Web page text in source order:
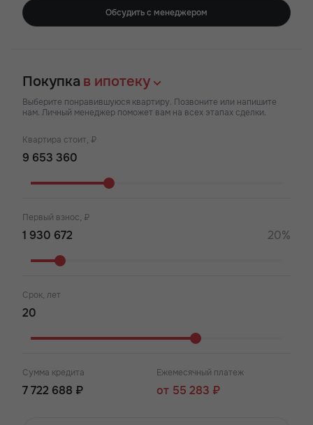
Обсудить с менеджером
Покупка в ипотеку
Выберите понравившуюся квартиру. Позвоните или напишите
нам. Личный менеджер поможет вам на всех этапах сделки.
Квартира стоит, ₽
Первый взнос, ₽
20%
Срок, лет
Сумма кредита
7 722 688 ₽
Ежемесячный платеж
от 55 283 ₽